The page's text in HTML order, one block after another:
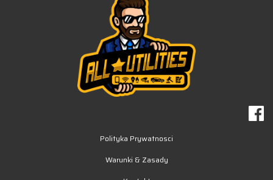
Polityka Prywatnosci
Warunki & Zasady